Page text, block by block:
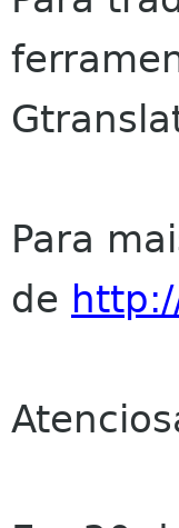
Para
de